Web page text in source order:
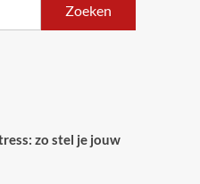
Zoeken
zo stel je jouw